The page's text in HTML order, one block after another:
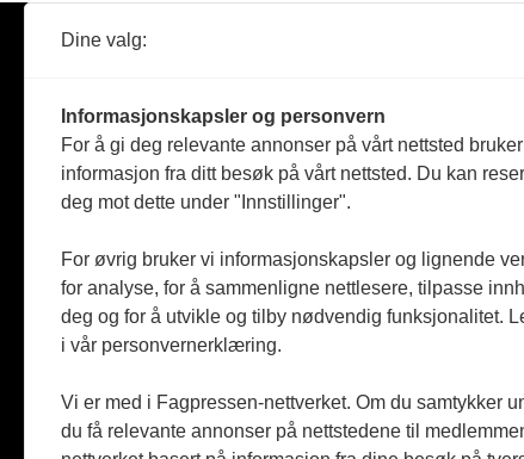
Produkter
Dine valg:
Informasjonskapsler og personvern
For å gi deg relevante annonser på vårt nettsted
informasjon fra ditt besøk på vårt nettsted. Du kan
deg mot dette under "Innstillinger".
For øvrig bruker vi informasjonskapsler og lignende
for analyse, for å sammenligne nettlesere, tilpasse
deg og for å utvikle og tilby nødvendig funksjonalitet.
i vår personvernerklæring.
Vi er med i Fagpressen-nettverket. Om du samtykker
du få relevante annonser på nettstedene til